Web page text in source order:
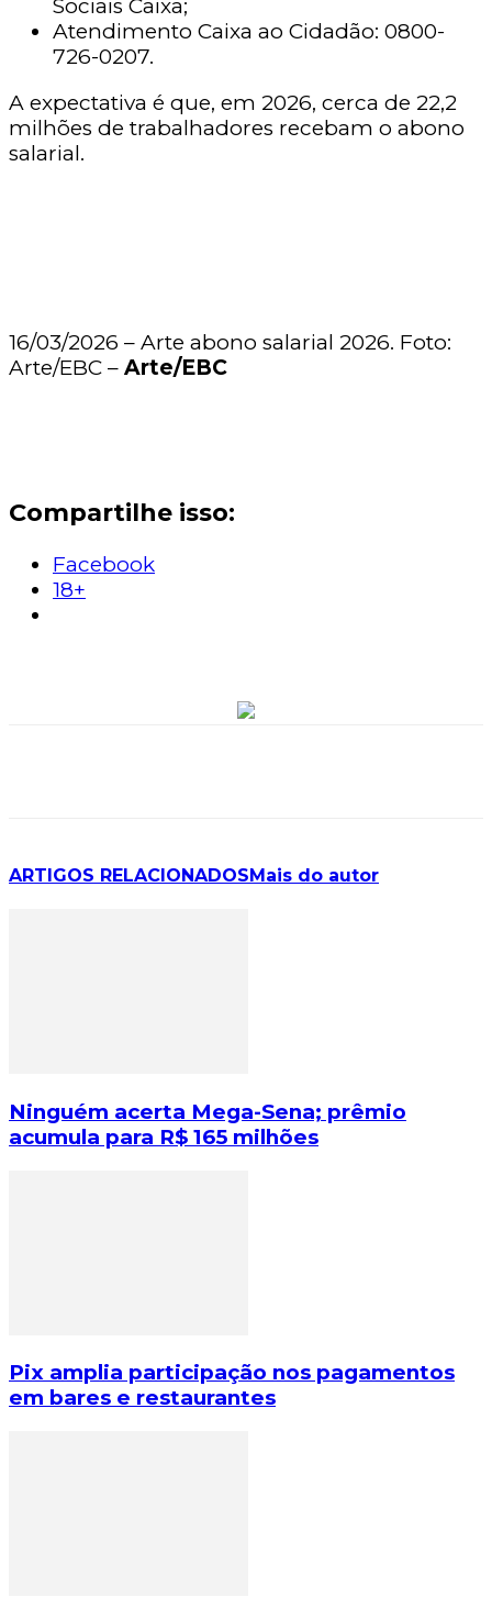
Sociais Caixa;
Atendimento Caixa ao Cidadão: 0800-
726-0207.
A expectativa é que, em 2026, cerca de 22,2
milhões de trabalhadores recebam o abono
salarial.
16/03/2026 – Arte abono salarial 2026. Foto:
Arte/EBC – Arte/EBC
Compartilhe isso:
Facebook
18+
ARTIGOS RELACIONADOSMais do autor
Ninguém acerta Mega-Sena; prêmio
acumula para R$ 165 milhões
Pix amplia participação nos pagamentos
em bares e restaurantes